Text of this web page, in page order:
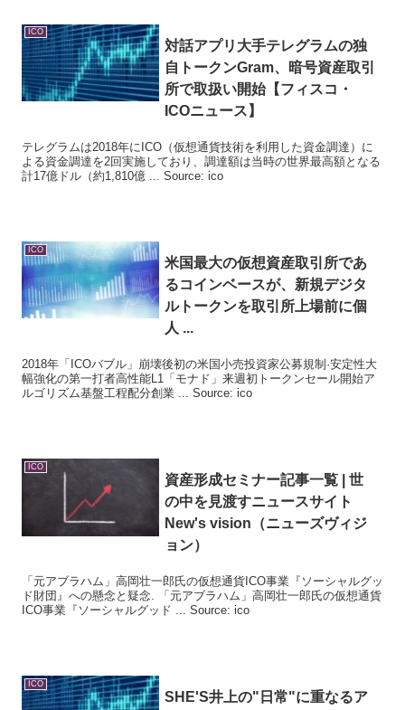
ICO
対話アプリ大手テレグラムの独
自トークンGram、暗号資産取引
所で取扱い開始【フィスコ・
ICOニュース】
テレグラムは2018年にICO（仮想通貨技術を利用した資金調達）に
よる資金調達を2回実施しており、調達額は当時の世界最高額となる
計17億ドル（約1,810億 ... Source: ico
ICO
米国最大の仮想資産取引所であ
るコインベースが、新規デジタ
ルトークンを取引所上場前に個
人 ...
2018年「ICOバブル」崩壊後初の米国小売投資家公募規制·安定性大
幅強化の第一打者高性能L1「モナド」来週初トークンセール開始ア
ルゴリズム基盤工程配分創業 ... Source: ico
ICO
資産形成セミナー記事一覧 | 世
の中を見渡すニュースサイト
New's vision（ニューズヴィジ
ョン）
「元アブラハム」高岡壮一郎氏の仮想通貨ICO事業『ソーシャルグッ
ド財団』への懸念と疑念. 「元アブラハム」高岡壮一郎氏の仮想通貨
ICO事業『ソーシャルグッド ... Source: ico
ICO
SHE'S井上の"日常"に重なるア